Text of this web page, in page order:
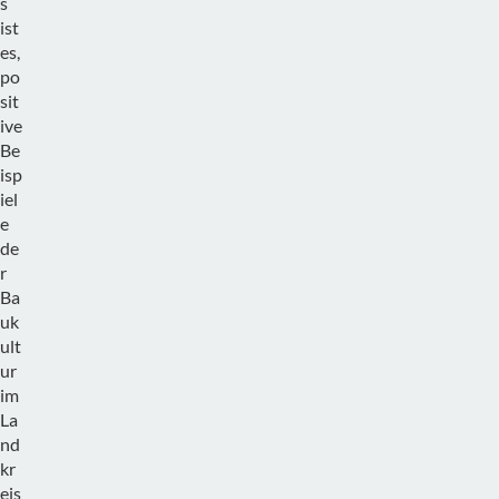
ist
es,
po
sit
ive
Be
isp
iel
e
de
r
Ba
uk
ult
ur
im
La
nd
kr
eis